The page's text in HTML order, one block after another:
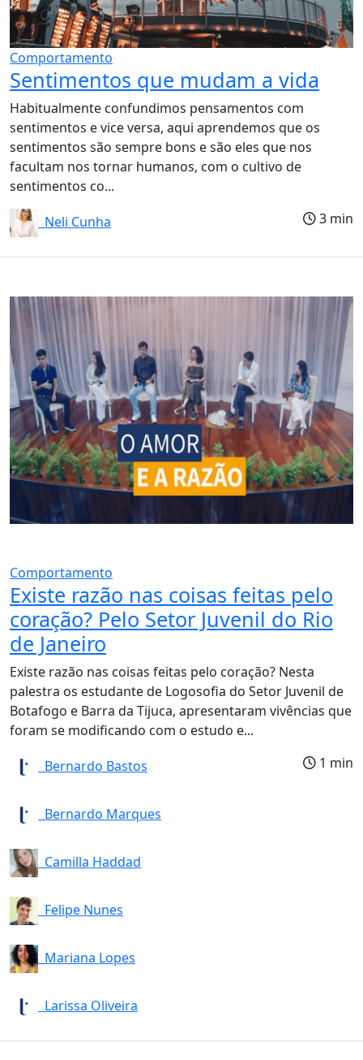
Comportamento
Sentimentos que mudam a vida
Habitualmente confundimos pensamentos com
sentimentos e vice versa, aqui aprendemos que os
sentimentos são sempre bons e são eles que nos
facultam nos tornar humanos, com o cultivo de
sentimentos co...
Neli Cunha
3 min
Comportamento
Existe razão nas coisas feitas pelo
coração? Pelo Setor Juvenil do Rio
de Janeiro
Existe razão nas coisas feitas pelo coração? Nesta
palestra os estudante de Logosofia do Setor Juvenil de
Botafogo e Barra da Tijuca, apresentaram vivências que
foram se modificando com o estudo e...
Bernardo Bastos
Bernardo Marques
Camilla Haddad
Felipe Nunes
Mariana Lopes
Larissa Oliveira
1 min